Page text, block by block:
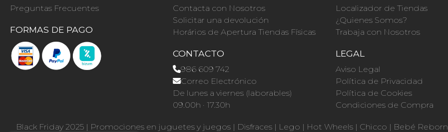
Preguntas Frecuentes
FORMAS DE PAGO
Contacta con Nosotros
Solicitar una devolución
Horários de Apertura Tiendas Físicas
CONTACTO
986 609 742
Correo Electrónico
De lunes a viernes (laborables)
09.00h · 17.30h
Localizador de Tiendas
¿Quienes Somos?
Trabaja con Nosotros
LEGAL
Aviso Legal
Política de Privacidad
Política de Cookies
Condiciones de Compra
Black Friday 2025 | Promociones en juguetes y juegos | Disfraces | Lego | Hot Wheels | Chicco | Bebé Reborn